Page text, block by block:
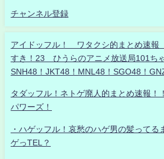
チャンネル登録
アイドッフル！ ワタクシ的まとめ速
すき！23 ひうらのアニメ放送局101ち
SNH48！JKT48！MNL48！SGO48！
タダッフル！ネトゲ廃人的まとめ速報！
パワーズ！
・ハゲッフル！哀愁のハゲ男の髪ってる
ゲっTEL？